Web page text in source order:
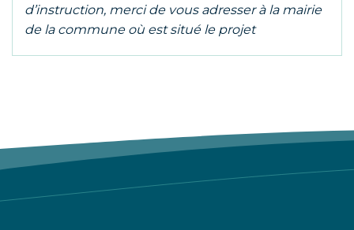
d’instruction, merci de vous adresser à la mairie
de la commune où est situé le projet